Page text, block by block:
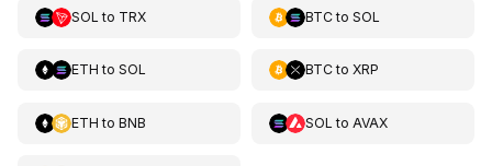
SOL to TRX BTCto SOL
ETH to SOL BTCto XRP
ETH to BNB SOL to AVAX